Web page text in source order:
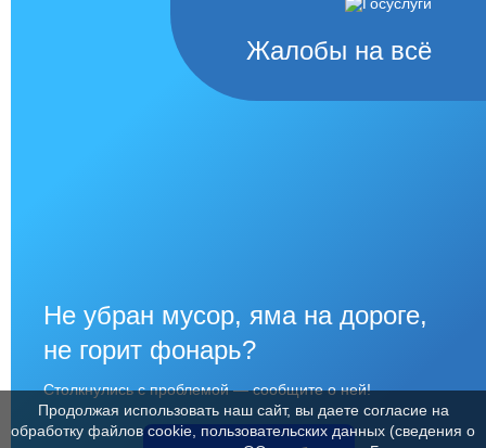
Жалобы на всё
Не убран мусор, яма на дороге,
не горит фонарь?
Столкнулись с проблемой — сообщите о ней!
Продолжая использовать наш сайт, вы даете согласие на
обработку файлов cookie, пользовательских данных (сведения о